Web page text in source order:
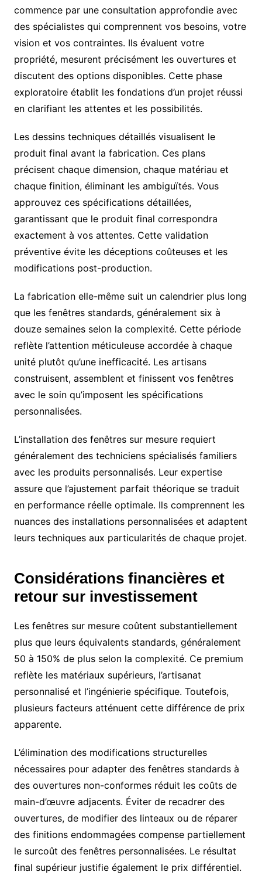
commence par une consultation approfondie avec
des spécialistes qui comprennent vos besoins, votre
vision et vos contraintes. Ils évaluent votre
propriété, mesurent précisément les ouvertures et
discutent des options disponibles. Cette phase
exploratoire établit les fondations d’un projet réussi
en clarifiant les attentes et les possibilités.
Les dessins techniques détaillés visualisent le
produit final avant la fabrication. Ces plans
précisent chaque dimension, chaque matériau et
chaque finition, éliminant les ambiguïtés. Vous
approuvez ces spécifications détaillées,
garantissant que le produit final correspondra
exactement à vos attentes. Cette validation
préventive évite les déceptions coûteuses et les
modifications post-production.
La fabrication elle-même suit un calendrier plus long
que les fenêtres standards, généralement six à
douze semaines selon la complexité. Cette période
reflète l’attention méticuleuse accordée à chaque
unité plutôt qu’une inefficacité. Les artisans
construisent, assemblent et finissent vos fenêtres
avec le soin qu’imposent les spécifications
personnalisées.
L’installation des fenêtres sur mesure requiert
généralement des techniciens spécialisés familiers
avec les produits personnalisés. Leur expertise
assure que l’ajustement parfait théorique se traduit
en performance réelle optimale. Ils comprennent les
nuances des installations personnalisées et adaptent
leurs techniques aux particularités de chaque projet.
Considérations financières et
retour sur investissement
Les fenêtres sur mesure coûtent substantiellement
plus que leurs équivalents standards, généralement
50 à 150% de plus selon la complexité. Ce premium
reflète les matériaux supérieurs, l’artisanat
personnalisé et l’ingénierie spécifique. Toutefois,
plusieurs facteurs atténuent cette différence de prix
apparente.
L’élimination des modifications structurelles
nécessaires pour adapter des fenêtres standards à
des ouvertures non-conformes réduit les coûts de
main-d’œuvre adjacents. Éviter de recadrer des
ouvertures, de modifier des linteaux ou de réparer
des finitions endommagées compense partiellement
le surcoût des fenêtres personnalisées. Le résultat
final supérieur justifie également le prix différentiel.